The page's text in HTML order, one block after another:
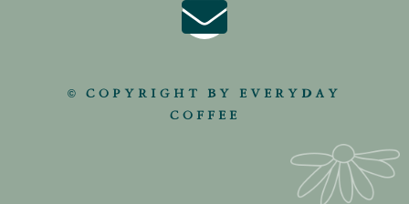
© COPYRIGHT BY EVERYDAY
COFFEE